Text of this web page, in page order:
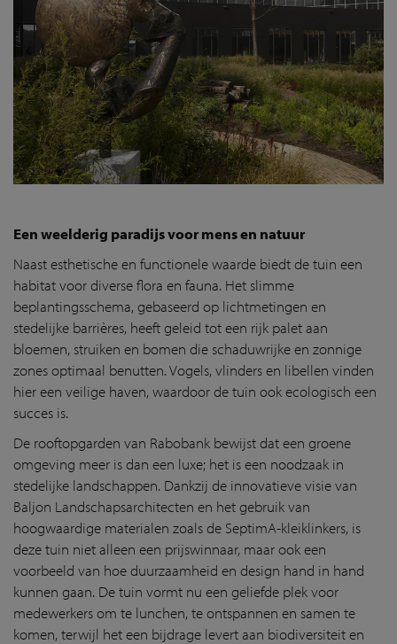
Een weelderig paradijs voor mens en natuur
Naast esthetische en functionele waarde biedt de tuin een
habitat voor diverse flora en fauna. Het slimme
beplantingsschema, gebaseerd op lichtmetingen en
stedelijke barrières, heeft geleid tot een rijk palet aan
bloemen, struiken en bomen die schaduwrijke en zonnige
zones optimaal benutten. Vogels, vlinders en libellen vinden
hier een veilige haven, waardoor de tuin ook ecologisch een
succes is.
De rooftopgarden van Rabobank bewijst dat een groene
omgeving meer is dan een luxe; het is een noodzaak in
stedelijke landschappen. Dankzij de innovatieve visie van
Baljon Landschapsarchitecten en het gebruik van
hoogwaardige materialen zoals de SeptimA-kleiklinkers, is
deze tuin niet alleen een prijswinnaar, maar ook een
voorbeeld van hoe duurzaamheid en design hand in hand
kunnen gaan. De tuin vormt nu een geliefde plek voor
medewerkers om te lunchen, te ontspannen en samen te
komen, terwijl het een bijdrage levert aan biodiversiteit en